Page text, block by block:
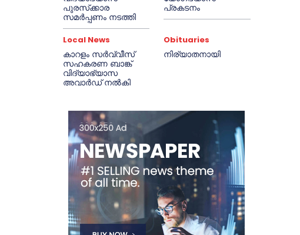
പുരസ്‌ക്കാര
സമർപ്പണം നടത്തി
പ്രകടനം
Local News
കാറളം സർവ്വീസ്
സഹകരണ ബാങ്ക്
വിദ്യാഭ്യാസ
അവാർഡ് നൽകി
Obituaries
നിര്യാതനായി